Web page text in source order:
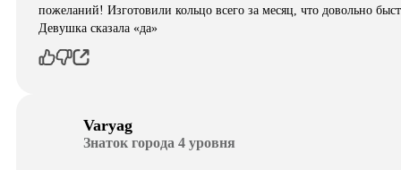
пожеланий! Изготовили кольцо всего за месяц, что довольно
Девушка сказала «да»
Varyag
Знаток города 4 уровня